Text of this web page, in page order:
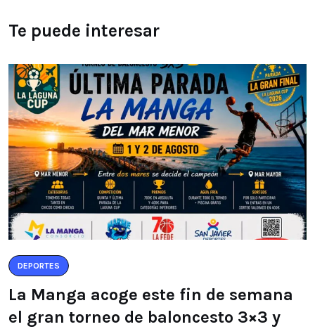
Te puede interesar
DEPORTES
La Manga acoge este fin de semana
el gran torneo de baloncesto 3×3 y